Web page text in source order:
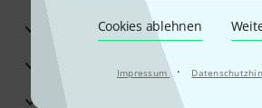
Cookies ablehnen
Impressum ·
Reparaturservice
Beratung durch Fachexperten
Zufriedenheitsgarantie